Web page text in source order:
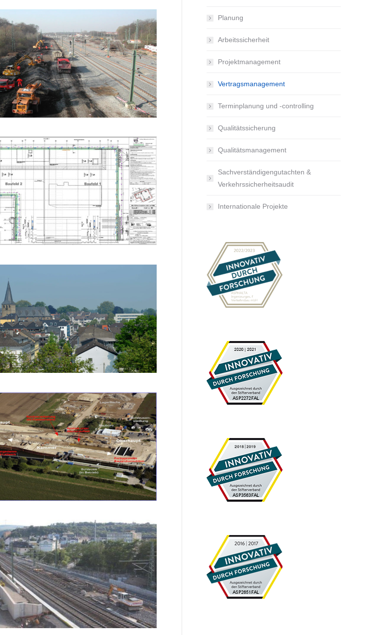
Planung
Arbeitssicherheit
Projektmanagement
Vertragsmanagement
Terminplanung und -controlling
Qualitätssicherung
Qualitätsmanagement
Sachverständigengutachten &
Verkehrssicherheitsaudit
Internationale Projekte